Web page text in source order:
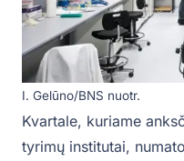
I. Gelūno/BNS nuotr.
Kvartale, kuriame
tyrimų institutai,